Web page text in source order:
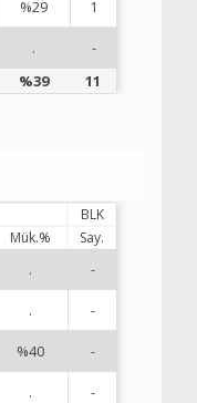
%29 1
.
-
%39 11
BLK
Mük.% Say.
. -
. -
%40 -
. -